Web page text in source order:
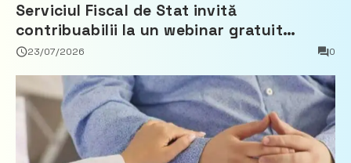
Serviciul Fiscal de Stat invită
contribuabilii la un webinar gratuit
privind calculul impozitului pe bunurile
23/07/2026 0